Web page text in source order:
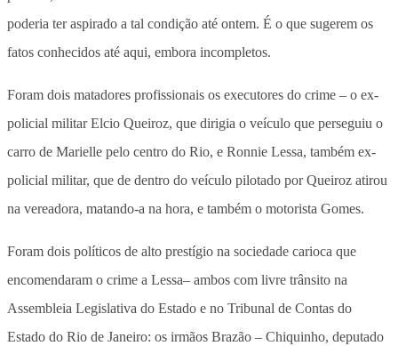
poderia ter aspirado a tal condição até ontem. É o que sugerem os
fatos conhecidos até aqui, embora incompletos.
Foram dois matadores profissionais os executores do crime – o ex-
policial militar Elcio Queiroz, que dirigia o veículo que perseguiu o
carro de Marielle pelo centro do Rio, e Ronnie Lessa, também ex-
policial militar, que de dentro do veículo pilotado por Queiroz atirou
na vereadora, matando-a na hora, e também o motorista Gomes.
Foram dois políticos de alto prestígio na sociedade carioca que
encomendaram o crime a Lessa– ambos com livre trânsito na
Assembleia Legislativa do Estado e no Tribunal de Contas do
Estado do Rio de Janeiro: os irmãos Brazão – Chiquinho, deputado